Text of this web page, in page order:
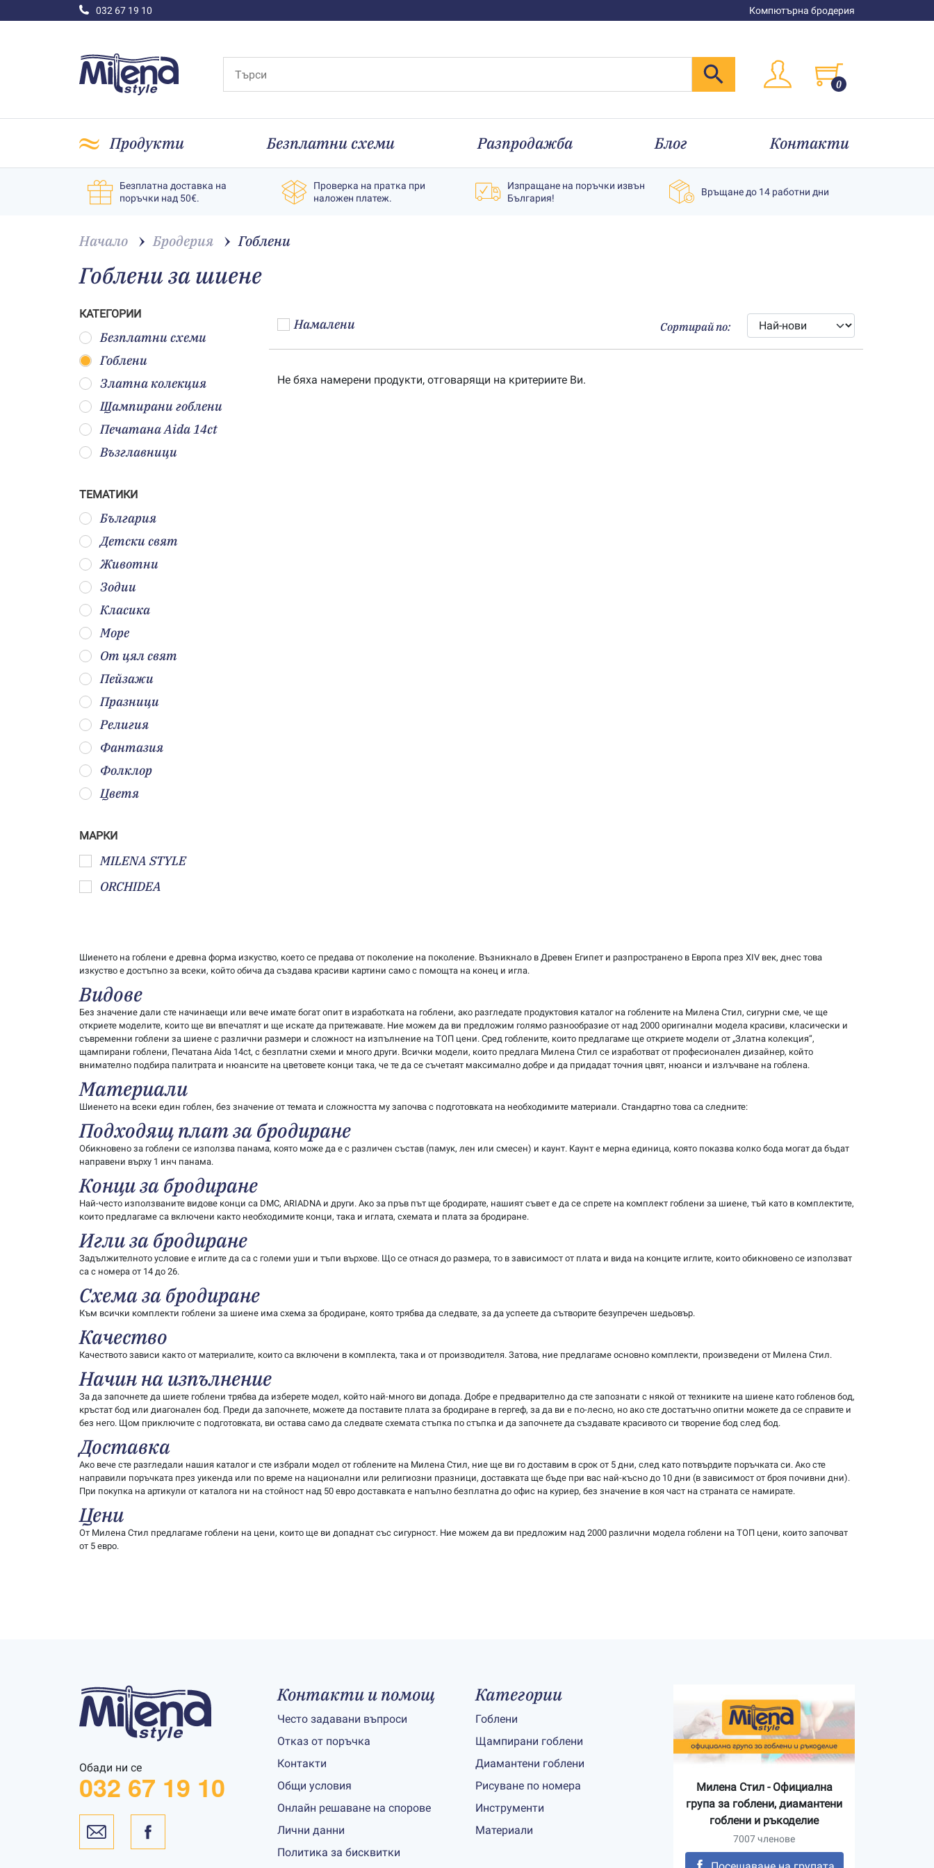
032 67 19 10 Компютърна бродерия
0
Продукти Безплатни схеми Разпродажба Блог Контакти
Безплатна доставка на
поръчки над 50€.
Проверка на пратка при
наложен платеж.
Изпращане на поръчки извън
България!
Връщане до 14 работни дни
Начало Бродерия Гоблени
Гоблени за шиене
КАТЕГОРИИ
Безплатни схеми
Гоблени
Златна колекция
Щампирани гоблени
Печатана Aida 14ct
Възглавници
ТЕМАТИКИ
България
Детски свят
Животни
Зодии
Класика
Море
От цял свят
Пейзажи
Празници
Религия
Фантазия
Фолклор
Цветя
МАРКИ
MILENA STYLE
ORCHIDEA
Намалени Сортирай по:
Не бяха намерени продукти, отговарящи на критериите Ви.
Шиенето на гоблени е древна форма изкуство, което се предава от поколение на поколение. Възникнало в Древен Египет и разпространено в Европа през XIV век, днес това
изкуство е достъпно за всеки, който обича да създава красиви картини само с помощта на конец и игла.
Видове
Без значение дали сте начинаещи или вече имате богат опит в изработката на гоблени, ако разгледате продуктовия каталог на гоблените на Милена Стил, сигурни сме, че ще
откриете моделите, които ще ви впечатлят и ще искате да притежавате. Ние можем да ви предложим голямо разнообразие от над 2000 оригинални модела красиви, класически и
съвременни гоблени за шиене с различни размери и сложност на изпълнение на ТОП цени. Сред гоблените, които предлагаме ще откриете модели от „Златна колекция“,
щампирани гоблени, Печатана Aida 14ct, с безплатни схеми и много други. Всички модели, които предлага Милена Стил се изработват от професионален дизайнер, който
внимателно подбира палитрата и нюансите на цветовете конци така, че те да се съчетаят максимално добре и да придадат точния цвят, нюанси и излъчване на гоблена.
Материали
Шиенето на всеки един гоблен, без значение от темата и сложността му започва с подготовката на необходимите материали. Стандартно това са следните:
Подходящ плат за бродиране
Обикновено за гоблени се използва панама, която може да е с различен състав (памук, лен или смесен) и каунт. Каунт е мерна единица, която показва колко бода могат да бъдат
направени върху 1 инч панама.
Конци за бродиране
Най-често използваните видове конци са DMC, ARIADNA и други. Ако за пръв път ще бродирате, нашият съвет е да се спрете на комплект гоблени за шиене, тъй като в комплектите,
които предлагаме са включени както необходимите конци, така и иглата, схемата и плата за бродиране.
Игли за бродиране
Задължителното условие е иглите да са с големи уши и тъпи върхове. Що се отнася до размера, то в зависимост от плата и вида на конците иглите, които обикновено се използват
са с номера от 14 до 26.
Схема за бродиране
Към всички комплекти гоблени за шиене има схема за бродиране, която трябва да следвате, за да успеете да сътворите безупречен шедьовър.
Качество
Качеството зависи както от материалите, които са включени в комплекта, така и от производителя. Затова, ние предлагаме основно комплекти, произведени от Милена Стил.
Начин на изпълнение
За да започнете да шиете гоблени трябва да изберете модел, който най-много ви допада. Добре е предварително да сте запознати с някой от техниките на шиене като гобленов бод,
кръстат бод или диагонален бод. Преди да започнете, можете да поставите плата за бродиране в гергеф, за да ви е по-лесно, но ако сте достатъчно опитни можете да се справите и
без него. Щом приключите с подготовката, ви остава само да следвате схемата стъпка по стъпка и да започнете да създавате красивото си творение бод след бод.
Доставка
Ако вече сте разгледали нашия каталог и сте избрали модел от гоблените на Милена Стил, ние ще ви го доставим в срок от 5 дни, след като потвърдите поръчката си. Ако сте
направили поръчката през уикенда или по време на национални или религиозни празници, доставката ще бъде при вас най-късно до 10 дни (в зависимост от броя почивни дни).
При покупка на артикули от каталога ни на стойност над 50 евро доставката е напълно безплатна до офис на куриер, без значение в коя част на страната се намирате.
Цени
От Милена Стил предлагаме гоблени на цени, които ще ви допаднат със сигурност. Ние можем да ви предложим над 2000 различни модела гоблени на ТОП цени, които започват
от 5 евро.
Обади ни се
032 67 19 10
Контакти и помощ
Често задавани въпроси
Отказ от поръчка
Контакти
Общи условия
Онлайн решаване на спорове
Лични данни
Политика за бисквитки
Категории
Гоблени
Щампирани гоблени
Диамантени гоблени
Рисуване по номера
Инструменти
Материали
Милена Стил - Официална
група за гоблени, диамантени
гоблени и ръкоделие
7007 членове